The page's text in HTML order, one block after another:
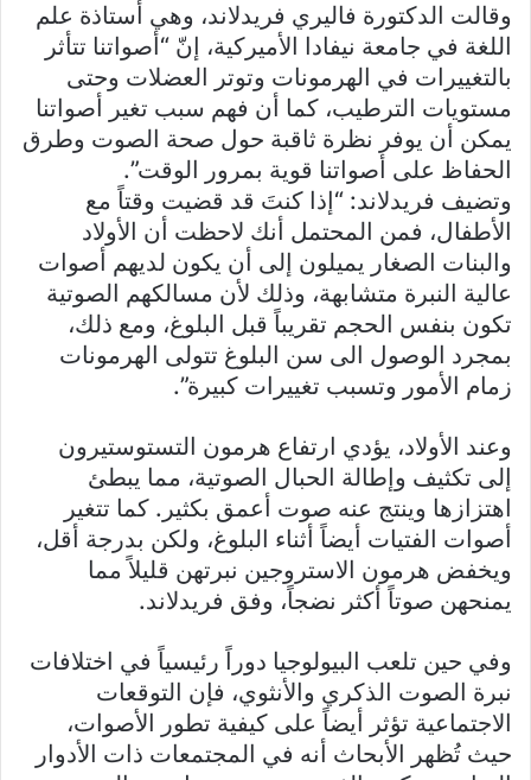
وقالت الدكتورة فاليري فريدلاند، وهي أستاذة علم
اللغة في جامعة نيفادا الأميركية، إنّ “أصواتنا تتأثر
بالتغييرات في الهرمونات وتوتر العضلات وحتى
مستويات الترطيب، كما أن فهم سبب تغير أصواتنا
يمكن أن يوفر نظرة ثاقبة حول صحة الصوت وطرق
الحفاظ على أصواتنا قوية بمرور الوقت”.
وتضيف فريدلاند: “إذا كنتَ قد قضيت وقتاً مع
الأطفال، فمن المحتمل أنك لاحظت أن الأولاد
والبنات الصغار يميلون إلى أن يكون لديهم أصوات
عالية النبرة متشابهة، وذلك لأن مسالكهم الصوتية
تكون بنفس الحجم تقريباً قبل البلوغ، ومع ذلك،
بمجرد الوصول الى سن البلوغ تتولى الهرمونات
زمام الأمور وتسبب تغييرات كبيرة”.
وعند الأولاد، يؤدي ارتفاع هرمون التستوستيرون
إلى تكثيف وإطالة الحبال الصوتية، مما يبطئ
اهتزازها وينتج عنه صوت أعمق بكثير. كما تتغير
أصوات الفتيات أيضاً أثناء البلوغ، ولكن بدرجة أقل،
ويخفض هرمون الاستروجين نبرتهن قليلاً مما
يمنحهن صوتاً أكثر نضجاً، وفق فريدلاند.
وفي حين تلعب البيولوجيا دوراً رئيسياً في اختلافات
نبرة الصوت الذكري والأنثوي، فإن التوقعات
الاجتماعية تؤثر أيضاً على كيفية تطور الأصوات،
حيث تُظهر الأبحاث أنه في المجتمعات ذات الأدوار